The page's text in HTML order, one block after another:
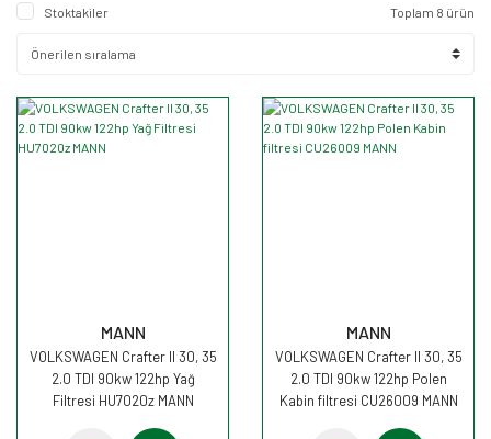
Stoktakiler Toplam 8 ürün
MANN
VOLKSWAGEN Crafter II 30, 35
2.0 TDI 90kw 122hp Yağ
Filtresi HU7020z MANN
MANN
VOLKSWAGEN Crafter II 30, 35
2.0 TDI 90kw 122hp Polen
Kabin filtresi CU26009 MANN